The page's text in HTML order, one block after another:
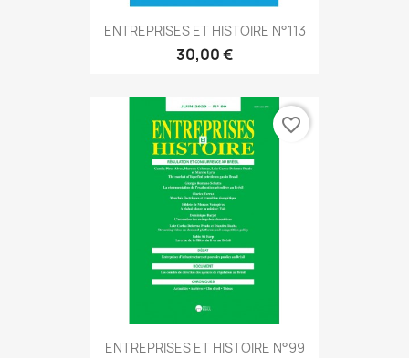
ENTREPRISES ET HISTOIRE N°113
30,00 €
ENTREPRISES ET HISTOIRE N°99
favorite_border